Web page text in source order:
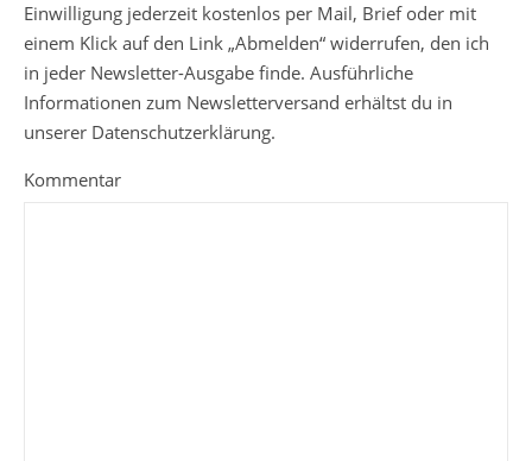
Einwilligung jederzeit kostenlos per Mail, Brief oder mit
einem Klick auf den Link „Abmelden“ widerrufen, den ich
in jeder Newsletter-Ausgabe finde. Ausführliche
Informationen zum Newsletterversand erhältst du in
unserer Datenschutzerklärung.
Kommentar